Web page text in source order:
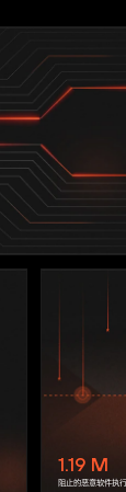
1.19 M
阻止的恶意软件执行